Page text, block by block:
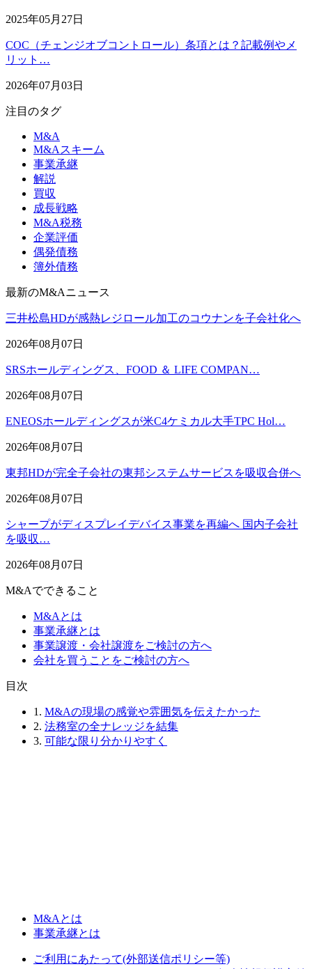
2025年05月27日
COC（チェンジオブコントロール）条項とは？記載例やメ
リット…
2026年07月03日
注目のタグ
M&A
M&Aスキーム
事業承継
解説
買収
成長戦略
M&A税務
企業評価
偶発債務
簿外債務
最新のM&Aニュース
三井松島HDが感熱レジロール加工のコウナンを子会社化へ
2026年08月07日
SRSホールディングス、FOOD ＆ LIFE COMPAN…
2026年08月07日
ENEOSホールディングスが米C4ケミカル大手TPC Hol…
2026年08月07日
東邦HDが完全子会社の東邦システムサービスを吸収合併へ
2026年08月07日
シャープがディスプレイデバイス事業を再編へ 国内子会社
を吸収…
2026年08月07日
M&Aでできること
M&Aとは
事業承継とは
事業譲渡・会社譲渡をご検討の方へ
会社を買うことをご検討の方へ
⽬次
1. M&Aの現場の感覚や雰囲気を伝えたかった
2. 法務室の全ナレッジを結集
3. 可能な限り分かりやすく
M&Aとは
事業承継とは
ご利用にあたって(外部送信ポリシー等)